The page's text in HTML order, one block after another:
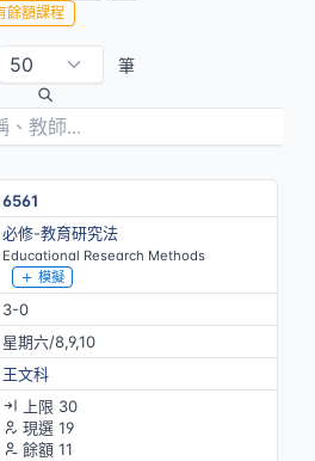
餘額課程
筆
6561
必修-教育研究法
Educational Research Methods
模擬
3-0
星期六/8,9,10
王文科
上限 30
現選 19
餘額 11